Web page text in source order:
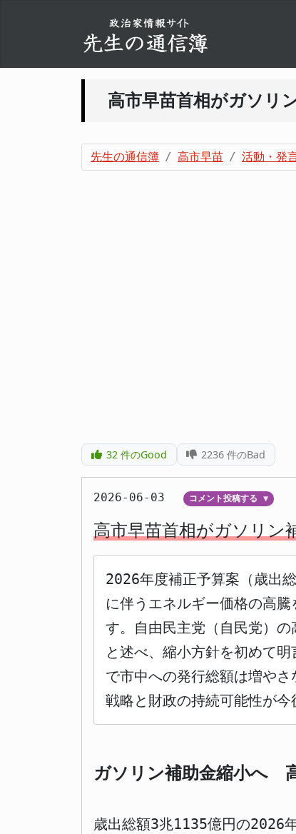
高市早苗首相がガソリ
先生の通信簿 高市早苗 活動・発
32 件のGood 2236 件のBad
2026-06-03 コメント投稿する ▼
高市早苗首相がガソリン
2026年度補正予算案（歳出
に伴うエネルギー価格の高
す。自由民主党（自民党）
と述べ、縮小方針を初めて
で市中への発行総額は増や
戦略と財政の持続可能性が今
ガソリン補助金縮小へ
歳出総額3兆1135億円の2026